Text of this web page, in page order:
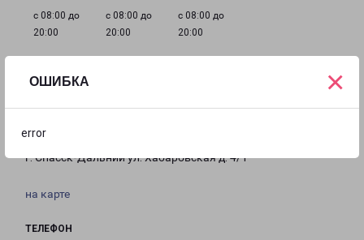
ОШИБКА
error
×
с 08:00 до
20:00
с 08:00 до
20:00
с 08:00 до
20:00
СПАССК-ДАЛЬНИЙ
г. Спасск-Дальний ул. Хабаровская д. 4/1
на карте
ТЕЛЕФОН